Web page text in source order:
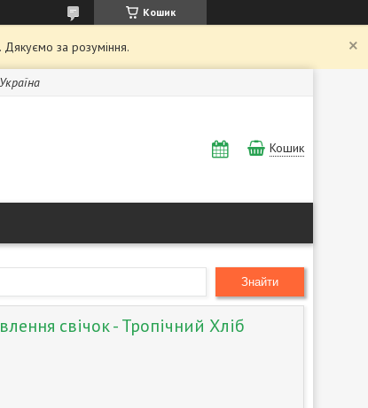
Кошик
Дякуємо за розуміння.
Кошик
Знайти
свічок - Тропічний Хліб